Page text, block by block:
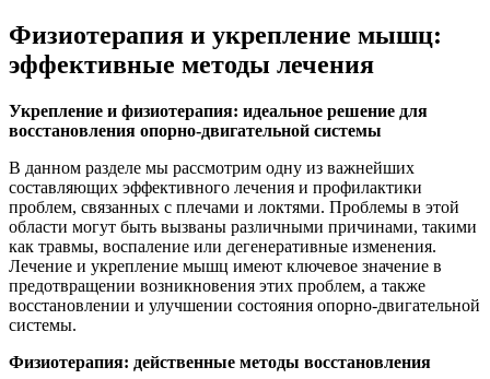
Физиотерапия и укрепление мышц:
эффективные методы лечения
Укрепление и физиотерапия: идеальное решение для
восстановления опорно-двигательной системы
В данном разделе мы рассмотрим одну из важнейших
составляющих эффективного лечения и профилактики
проблем, связанных с плечами и локтями. Проблемы в этой
области могут быть вызваны различными причинами, такими
как травмы, воспаление или дегенеративные изменения.
Лечение и укрепление мышц имеют ключевое значение в
предотвращении возникновения этих проблем, а также
восстановлении и улучшении состояния опорно-двигательной
системы.
Физиотерапия: действенные методы восстановления